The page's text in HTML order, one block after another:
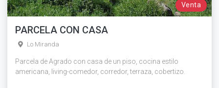
Venta
PARCELA CON CASA
Lo Miranda
Parcela de Agrado con casa de un piso, cocina estilo
americana, living-comedor, corredor, terraza, cobertizo.